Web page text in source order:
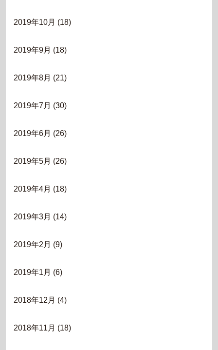
2019年10月 (18)
2019年9月 (18)
2019年8月 (21)
2019年7月 (30)
2019年6月 (26)
2019年5月 (26)
2019年4月 (18)
2019年3月 (14)
2019年2月 (9)
2019年1月 (6)
2018年12月 (4)
2018年11月 (18)